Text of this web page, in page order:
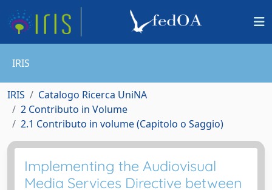
IRIS
IRIS
Catalogo Ricerca UniNA
2 Contributo in Volume
2.1 Contributo in volume (Capitolo o Saggio)
Implementing the Audiovisual
Media Services Directive between